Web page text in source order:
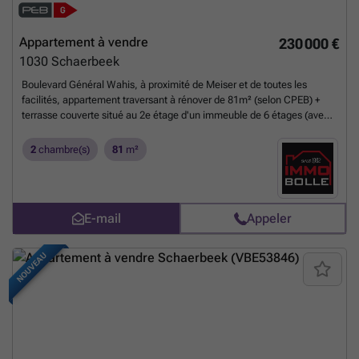
230 000 €
Appartement à vendre
1030 Schaerbeek
Boulevard Général Wahis, à proximité de Meiser et de toutes les
facilités, appartement traversant à rénover de 81m² (selon CPEB) +
terrasse couverte situé au 2e étage d'un immeuble de 6 étages (avec
séparé, d'un séjour, de 2 chambres attenantes, d'une salle de bain et
d'une cuisine non équipée avec accès à la terrasse couverte. Cave.
Garage box fermé inclus dans le prix. Chaudière individuelle au gaz.
Libre à l'acte. Plus d'informations sur notre site: ### (référence:
7683526)En savoir plus ?
2 chambre(s) 81 m²
E-mail Appeler
NOUVEAU